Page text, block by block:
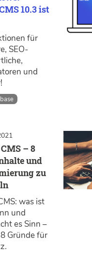
10.3 ist
für
SEO-
und
– 8
und
zu
was ist
und
es Sinn –
Gründe für